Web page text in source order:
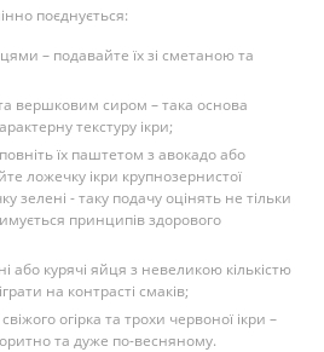
поєднується:
– подавайте їх зі сметаною та
вершковим сиром – така основа
текстуру ікри;
їх паштетом з авокадо або
ложечку ікри крупнозернистої
зелені - таку подачу оцінять не тільки
принципів здорового
або курячі яйця з невеликою кількістю
на контрасті смаків;
огірка та трохи червоної ікри –
та дуже по-весняному.